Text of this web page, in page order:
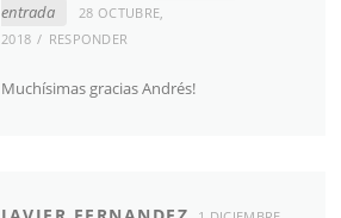
entrada
28 OCTUBRE,
2018
RESPONDER
Muchísimas gracias Andrés!